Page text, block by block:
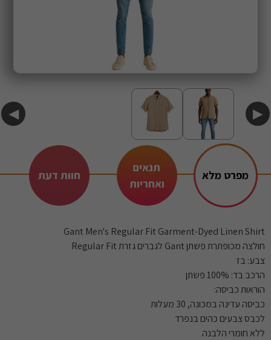
◀ ▶
מפרט מלא
תנאים
ואחריות
חוות דעת
Gant Men's Regular Fit Garment-Dyed Linen Shirt
חולצה מכופתרת פשתן Gant לגברים גזרת Regular Fit
צבע: בז
הרכב בד: 100% פשתן
הוראות כביסה:
כביסה עדינה במכונה, 30 מעלות
לכבס צבעים כהים בנפרד
ללא חומרי הלבנה